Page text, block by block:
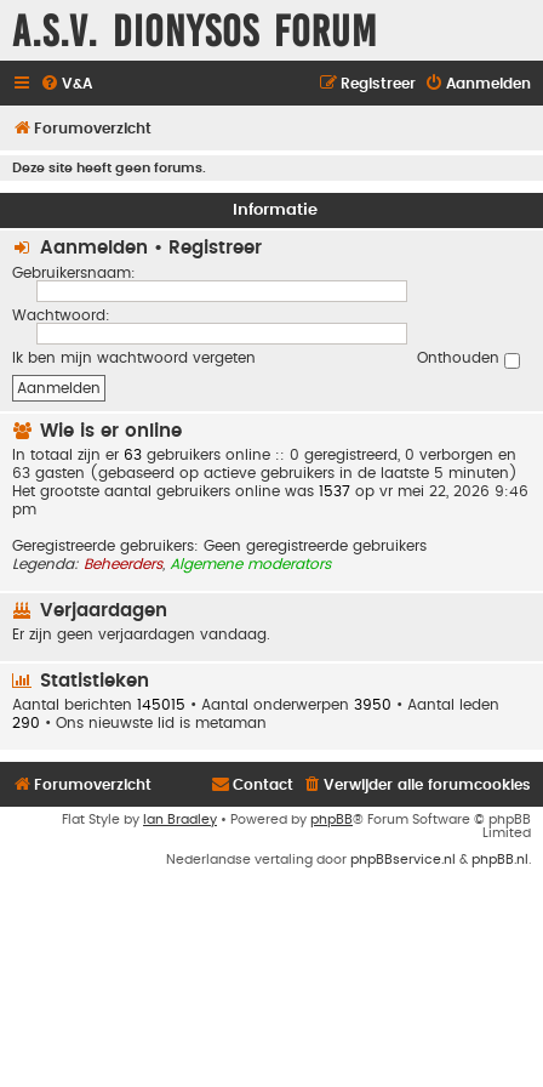
A.S.V. Dionysos Forum
V&A Aanmelden
Registreer
Forumoverzicht
Deze site heeft geen forums.
Informatie
Aanmelden • Registreer
Gebruikersnaam:
Wachtwoord:
Ik ben mijn wachtwoord vergeten Onthouden
Wie is er online
In totaal zijn er 63 gebruikers online :: 0 geregistreerd, 0 verborgen en
63 gasten (gebaseerd op actieve gebruikers in de laatste 5 minuten)
Het grootste aantal gebruikers online was 1537 op vr mei 22, 2026 9:46
pm
Geregistreerde gebruikers: Geen geregistreerde gebruikers
Legenda: Beheerders, Algemene moderators
Verjaardagen
Er zijn geen verjaardagen vandaag.
Statistieken
Aantal berichten 145015 • Aantal onderwerpen 3950 • Aantal leden
290 • Ons nieuwste lid is metaman
Forumoverzicht Verwijder alle forumcookies
Contact
Flat Style by Ian Bradley • Powered by phpBB® Forum Software © phpBB
Limited
Nederlandse vertaling door phpBBservice.nl & phpBB.nl